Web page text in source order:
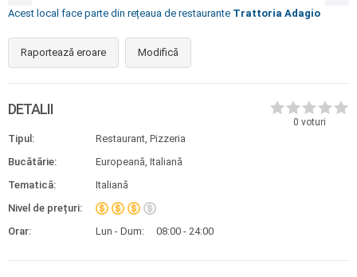
Acest local face parte din rețeaua de restaurante Trattoria Adagio
Raportează eroare Modifică
0 voturi
DETALII
Tipul:
Restaurant, Pizzeria
Bucătărie:
Europeană, Italiană
Tematică:
Italiană
Nivel de prețuri:
Orar:
Lun - Dum: 08:00 - 24:00